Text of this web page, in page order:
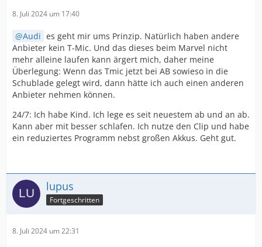
8. Juli 2024 um 17:40
Audi es geht mir ums Prinzip. Natürlich haben andere
Anbieter kein T-Mic. Und das dieses beim Marvel nicht
mehr alleine laufen kann ärgert mich, daher meine
Überlegung: Wenn das Tmic jetzt bei AB sowieso in die
Schublade gelegt wird, dann hätte ich auch einen anderen
Anbieter nehmen können.
24/7: Ich habe Kind. Ich lege es seit neuestem ab und an ab.
Kann aber mit besser schlafen. Ich nutze den Clip und habe
ein reduziertes Programm nebst großen Akkus. Geht gut.
lupus
Fortgeschritten
8. Juli 2024 um 22:31